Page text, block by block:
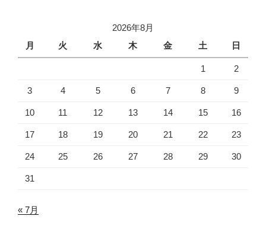
2026年8月
月
火 水 木 金 土 日
1 2
3 4 5 6 7 8 9
10 11 12 13 14 15 16
17 18 19 20 21 22 23
24 25 26 27 28 29 30
31
« 7月